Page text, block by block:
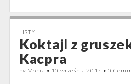
LISTY
Koktajl z
Kacpra
by Monia • 10 września 2015 •0